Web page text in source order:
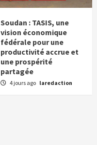
Soudan : TASIS, une
vision économique
fédérale pour une
productivité accrue et
une prospérité
partagée
4 jours ago laredaction